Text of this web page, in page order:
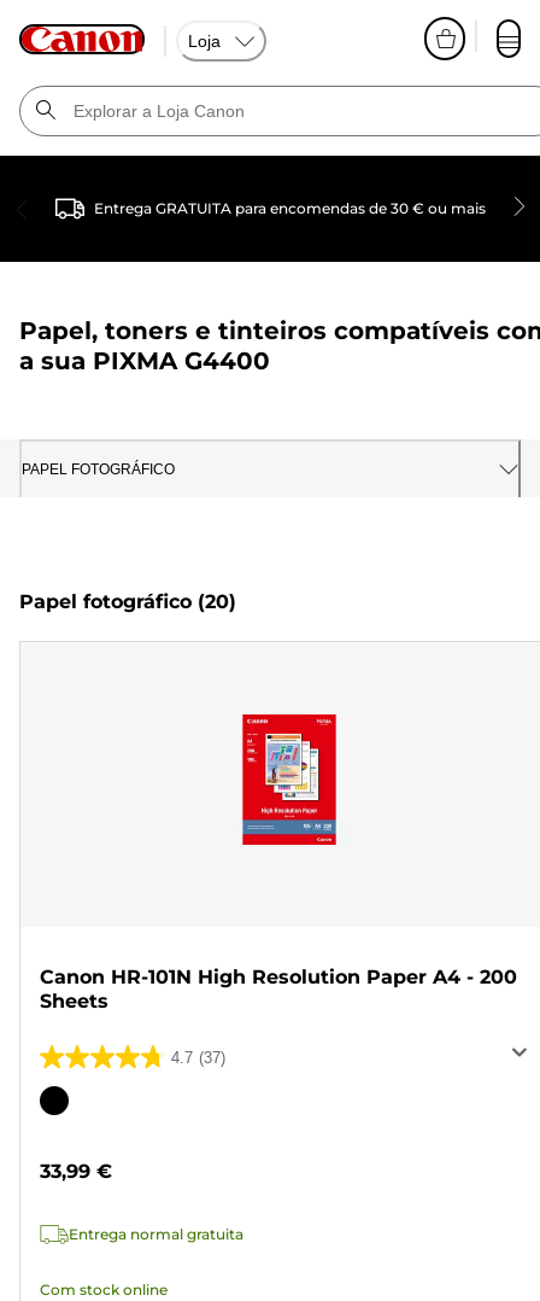
Loja
Entrega GRATUITA para encomendas de 30 € ou mais
Papel, toners e tinteiros compatíveis
a sua PIXMA G4400
PAPEL FOTOGRÁFICO
Papel fotográfico (20)
Canon HR-101N High Resolution Paper A4 - 200
Sheets
4.7 (37)
4.7
em
37
Cartucho
33,99 €
Entrega normal gratuita
Com stock online